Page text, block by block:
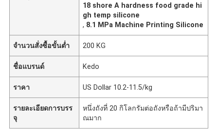
18 shore A hardness food grade hi
gh temp silicone
, 8.1 MPa Machine Printing Silicone
จำนวนสั่งซื้อขั้นต่ำ 200 KG
ชื่อแบรนด์ Kedo
ราคา US Dollar 10.2-11.5/kg
รายละเอียดการบรร
จุ
หนึ่งถังที่ 20 กิโลกรัมต่อถังหรือถ้ามีปริมา
ณมาก